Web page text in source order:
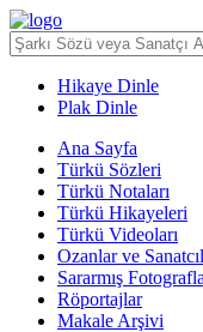
Hikaye Dinle
Plak Dinle
Ana Sayfa
Türkü Sözleri
Türkü Notaları
Türkü Hikayeleri
Türkü Videoları
Ozanlar ve
Sararmış
Röportajlar
Makale Arşivi